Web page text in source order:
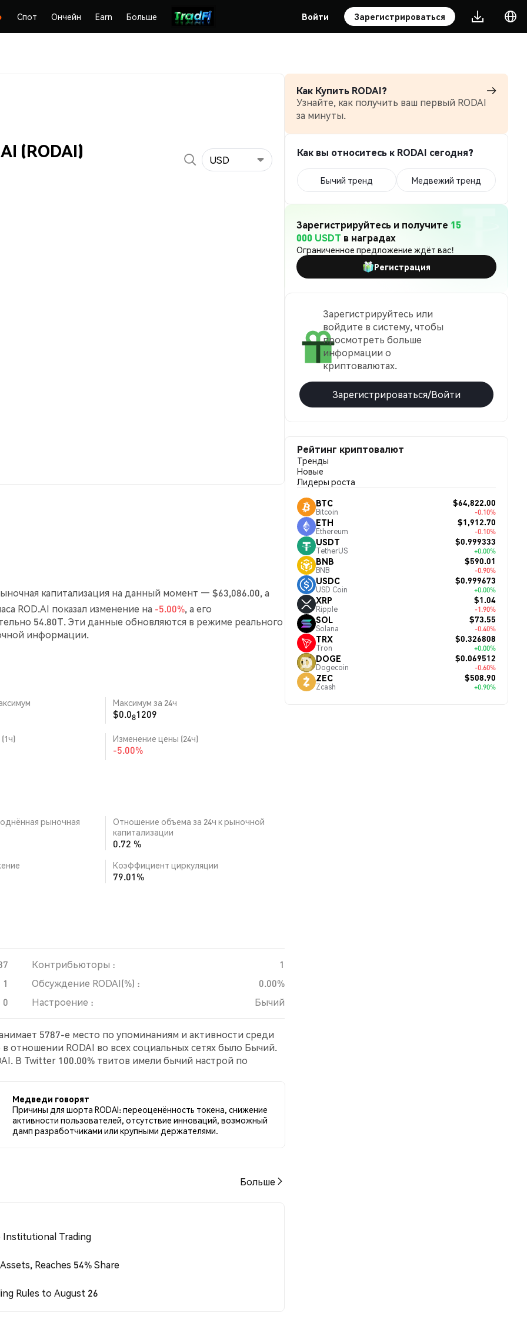
Спот Ончейн Earn Больше Войти Зарегистрироваться
(RODAI) USD
капитализация на данный момент — $63,086.00, а
ROD.AI показал изменение на -5.00%, а его
54.80T. Эти данные обновляются в режиме реального
информации.
Максимум за 24ч
$0.081209
Изменение цены (24ч)
-5.00%
рыночная
Отношение объема за 24ч к рыночной
капитализации
0.72 %
Коэффициент циркуляции
79.01%
Контрибьюторы :
1
1 Обсуждение RODAI(%) :
0.00%
0 Настроение : Бычий
5787-е место по упоминаниям и активности среди
отношении RODAI во всех социальных сетях было Бычий.
В Twitter 100.00% твитов имели бычий настрой по
Медведи говорят
Причины для шорта RODAI: переоценённость токена, снижение
активности пользователей, отсутствие инноваций, возможный
дамп разработчиками или крупными держателями.
Больше
Institutional Trading
Reaches 54% Share
Rules to August 26
Как Купить RODAI?
Узнайте, как получить ваш первый RODAI
за минуты.
Как вы относитесь к RODAI сегодня?
Бычий тренд Медвежий тренд
Зарегистрируйтесь и получите 15
000 USDT в наградах
Ограниченное предложение ждёт вас!
Регистрация
Зарегистрируйтесь или
войдите в систему, чтобы
просмотреть больше
информации о
криптовалютах.
Зарегистрироваться/Войти
Рейтинг криптовалют
Тренды
Новые
Лидеры роста
BTC
Bitcoin
$64,822.00
-0.10%
ETH
Ethereum
$1,912.70
-0.10%
USDT
TetherUS
$0.999333
+0.00%
BNB
BNB
$590.01
-0.90%
USDC
USD Coin
$0.999673
+0.00%
XRP
Ripple
$1.04
-1.90%
SOL
Solana
$73.55
-0.40%
TRX
Tron
$0.326808
+0.00%
DOGE
Dogecoin
$0.069512
-0.60%
ZEC
Zcash
$508.90
+0.90%